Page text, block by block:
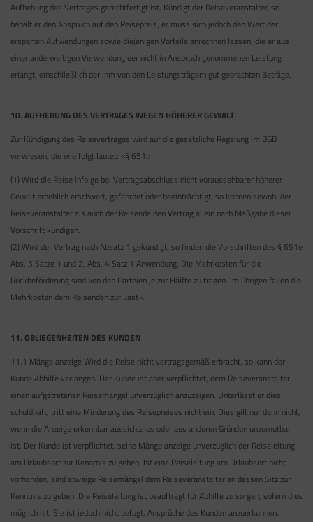
Aufhebung des Vertrages gerechtfertigt ist. Kündigt der Reiseveranstalter, so
behält er den Anspruch auf den Reisepreis; er muss sich jedoch den Wert der
ersparten Aufwendungen sowie diejenigen Vorteile anrechnen lassen, die er aus
einer anderweitigen Verwendung der nicht in Anspruch genommenen Leistung
erlangt, einschließlich der ihm von den Leistungsträgern gut gebrachten Beträge.
10. AUFHEBUNG DES VERTRAGES WEGEN HÖHERER GEWALT
Zur Kündigung des Reisevertrages wird auf die gesetzliche Regelung im BGB
verwiesen, die wie folgt lautet: «§ 651j:
(1) Wird die Reise infolge bei Vertragsabschluss nicht voraussehbarer höherer
Gewalt erheblich erschwert, gefährdet oder beeinträchtigt, so können sowohl der
Reiseveranstalter als auch der Reisende den Vertrag allein nach Maßgabe dieser
Vorschrift kündigen.
(2) Wird der Vertrag nach Absatz 1 gekündigt, so finden die Vorschriften des § 651e
Abs. 3 Sätze 1 und 2, Abs. 4 Satz 1 Anwendung. Die Mehrkosten für die
Rückbeförderung sind von den Parteien je zur Hälfte zu tragen. Im übrigen fallen die
Mehrkosten dem Reisenden zur Last».
11. OBLIEGENHEITEN DES KUNDEN
11.1 Mängelanzeige Wird die Reise nicht vertragsgemäß erbracht, so kann der
Kunde Abhilfe verlangen. Der Kunde ist aber verpflichtet, dem Reiseveranstalter
einen aufgetretenen Reisemangel unverzüglich anzuzeigen. Unterlässt er dies
schuldhaft, tritt eine Minderung des Reisepreises nicht ein. Dies gilt nur dann nicht,
wenn die Anzeige erkennbar aussichtslos oder aus anderen Gründen unzumutbar
ist. Der Kunde ist verpflichtet, seine Mängelanzeige unverzüglich der Reiseleitung
am Urlaubsort zur Kenntnis zu geben. Ist eine Reiseleitung am Urlaubsort nicht
vorhanden, sind etwaige Reisemängel dem Reiseveranstalter an dessen Sitz zur
Kenntnis zu geben. Die Reiseleitung ist beauftragt für Abhilfe zu sorgen, sofern dies
möglich ist. Sie ist jedoch nicht befugt, Ansprüche des Kunden anzuerkennen.